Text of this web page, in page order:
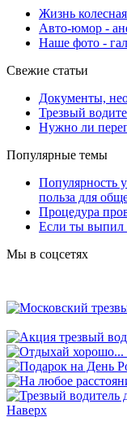
Жизнь
Авто-юмор -
Наше фото -
Cвежие статьи
Документы,
Трезвый
Нужно ли
Популярные темы
Популярность
польза для
Процедура
Если ты выпил
Мы в соцсетях
Наверх